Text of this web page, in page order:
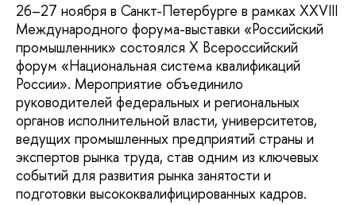
26–27 ноября в Санкт-Петербурге в рамках XXVIII
Международного форума-выставки «Российский
промышленник» состоялся X Всероссийский
форум «Национальная система квалификаций
России». Мероприятие объединило
руководителей федеральных и региональных
органов исполнительной власти, университетов,
ведущих промышленных предприятий страны и
экспертов рынка труда, став одним из ключевых
событий для развития рынка занятости и
подготовки высококвалифицированных кадров.